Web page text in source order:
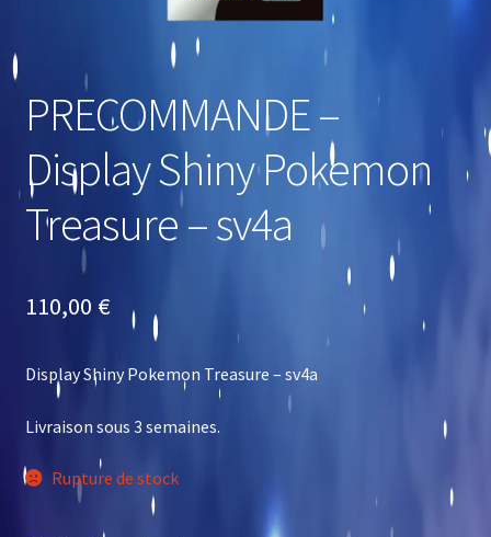
PRECOMMANDE –
Display Shiny Pokemon
Treasure – sv4a
110,00 €
Display Shiny Pokemon Treasure – sv4a
Livraison sous 3 semaines.
Rupture de stock